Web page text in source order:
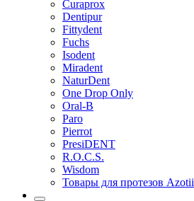
Curaprox
Dentipur
Fittydent
Fuchs
Isodent
Miradent
NaturDent
One Drop Only
Oral-B
Paro
Pierrot
PresiDENT
R.O.C.S.
Wisdom
Товары для протезов Azotii